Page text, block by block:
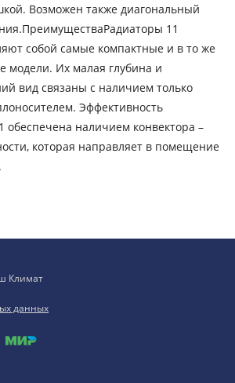
Возможен также диагональный
11
собой самые компактные и в то же
модели. Их малая глубина и
вид связаны с наличием только
Эффективность
обеспечена наличием конвектора –
которая направляет в помещение
Климат
данных